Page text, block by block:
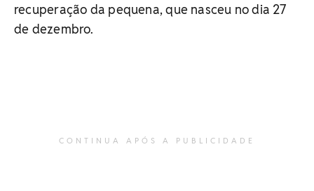
recuperação da pequena, que nasceu no dia 27
de dezembro.
CONTINUA APÓS A PUBLICIDADE